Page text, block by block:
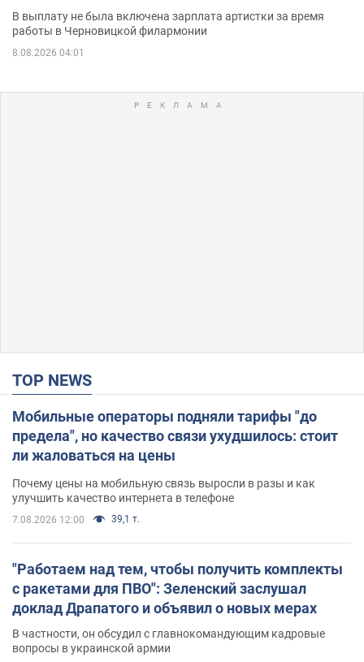
В выплату не была включена зарплата артистки за время
работы в Черновицкой филармонии
8.08.2026 04:01
TOP NEWS
Мобильные операторы подняли тарифы "до
предела", но качество связи ухудшилось: стоит
ли жаловаться на цены
Почему цены на мобильную связь выросли в разы и как
улучшить качество интернета в телефоне
7.08.2026 12:00 39,1 т.
"Работаем над тем, чтобы получить комплекты
с ракетами для ПВО": Зеленский заслушал
доклад Драпатого и объявил о новых мерах
В частности, он обсудил с главнокомандующим кадровые
вопросы в украинской армии